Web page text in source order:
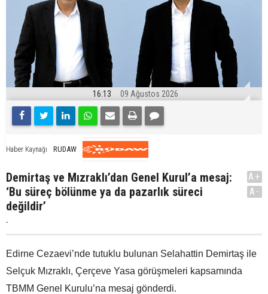
16:13 09 Ağustos 2026
Haber Kaynağı RUDAW
Demirtaş ve Mızraklı’dan Genel Kurul’a mesaj:
‘Bu süreç bölünme ya da pazarlık süreci
değildir’
.
A+
A-
Edirne Cezaevi’nde tutuklu bulunan Selahattin Demirtaş ile
Selçuk Mızraklı, Çerçeve Yasa görüşmeleri kapsamında
TBMM Genel Kurulu’na mesaj gönderdi.